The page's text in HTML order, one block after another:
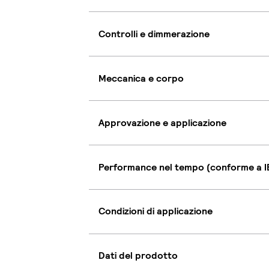
Controlli e dimmerazione
Meccanica e corpo
Approvazione e applicazione
Performance nel tempo (conforme a
Condizioni di applicazione
Dati del prodotto